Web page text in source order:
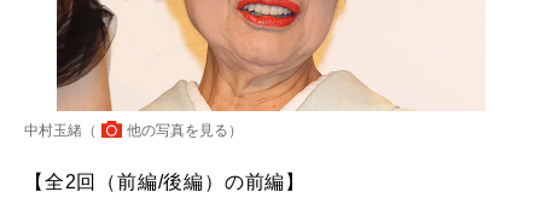
中村玉緒（ 他の写真を見る ）
【全2回（前編/後編）の前編】